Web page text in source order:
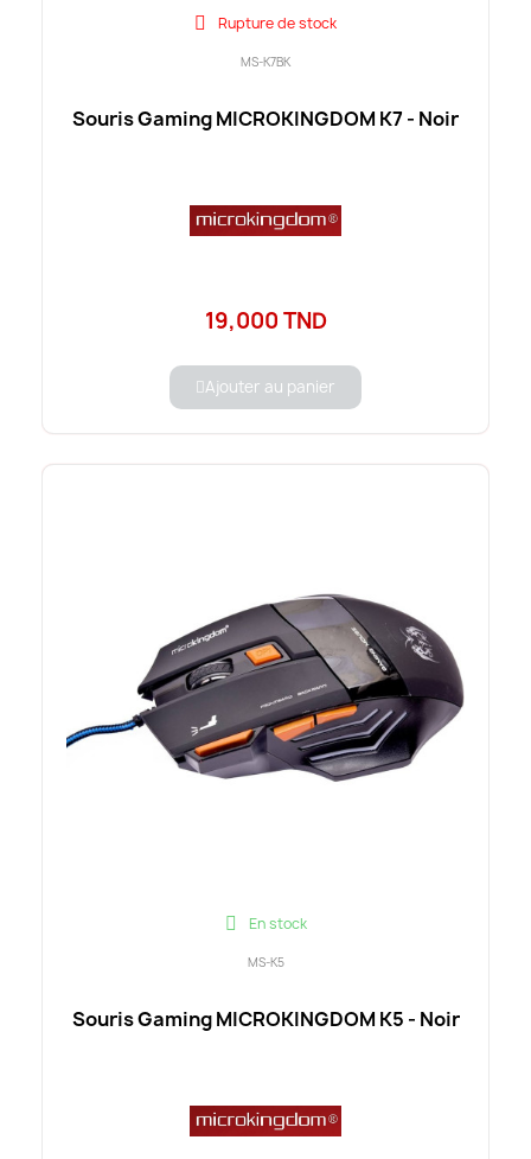
Rupture de stock
MS-K7BK
Souris Gaming MICROKINGDOM K7 - Noir
19,000 TND
Ajouter au panier
En stock
MS-K5
Souris Gaming MICROKINGDOM K5 - Noir